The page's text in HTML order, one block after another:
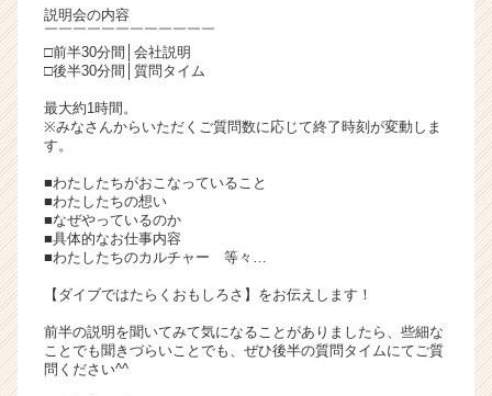
e
r
a
r）
説明会の内容
￣￣￣￣￣￣￣￣￣￣￣￣
□前半30分間│会社説明
□後半30分間│質問タイム
最大約1時間。
※みなさんからいただくご質問数に応じて終了時刻が変動しま
す。
■わたしたちがおこなっていること
■わたしたちの想い
■なぜやっているのか
■具体的なお仕事内容
■わたしたちのカルチャー 等々…
【ダイブではたらくおもしろさ】をお伝えします！
前半の説明を聞いてみて気になることがありましたら、些細な
ことでも聞きづらいことでも、ぜひ後半の質問タイムにてご質
問ください^^